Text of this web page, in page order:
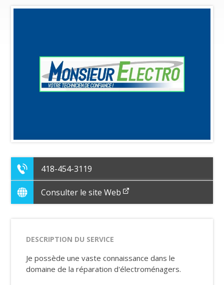
418-454-3119
Consulter le site Web
DESCRIPTION DU SERVICE
Je possède une vaste connaissance dans le
domaine de la réparation d'électroménagers.